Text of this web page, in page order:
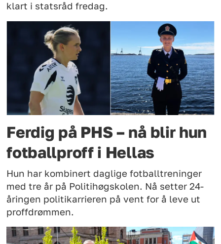
klart i statsråd fredag.
Ferdig på PHS – nå blir hun
fotballproff i Hellas
Hun har kombinert daglige fotballtreninger
med tre år på Politihøgskolen. Nå setter 24-
åringen politikarrieren på vent for å leve ut
proffdrømmen.